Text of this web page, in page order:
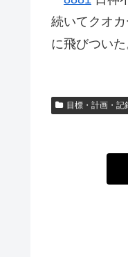
続いてクオ
に飛びついた
目標・計画・記